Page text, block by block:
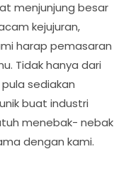
menjunjung besar
kejujuran,
harap pemasaran
Tidak hanya dari
sediakan
buat industri
menebak- nebak
dengan kami.